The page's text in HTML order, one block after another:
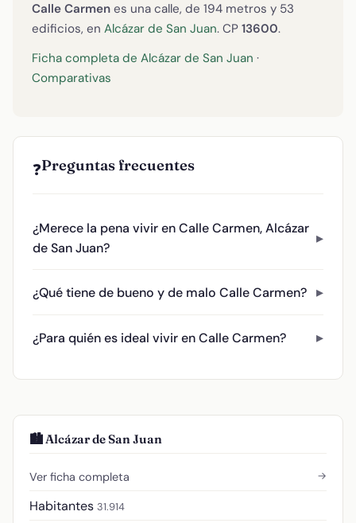
Calle Carmen es una calle, de 194 metros y 53
edificios, en Alcázar de San Juan. CP 13600.
Ficha completa de Alcázar de San Juan ·
Comparativas
❓Preguntas frecuentes
¿Merece la pena vivir en Calle Carmen, Alcázar
de San Juan?
¿Qué tiene de bueno y de malo Calle Carmen?
¿Para quién es ideal vivir en Calle Carmen?
🏙️ Alcázar de San Juan
Ver ficha completa →
Habitantes 31.914